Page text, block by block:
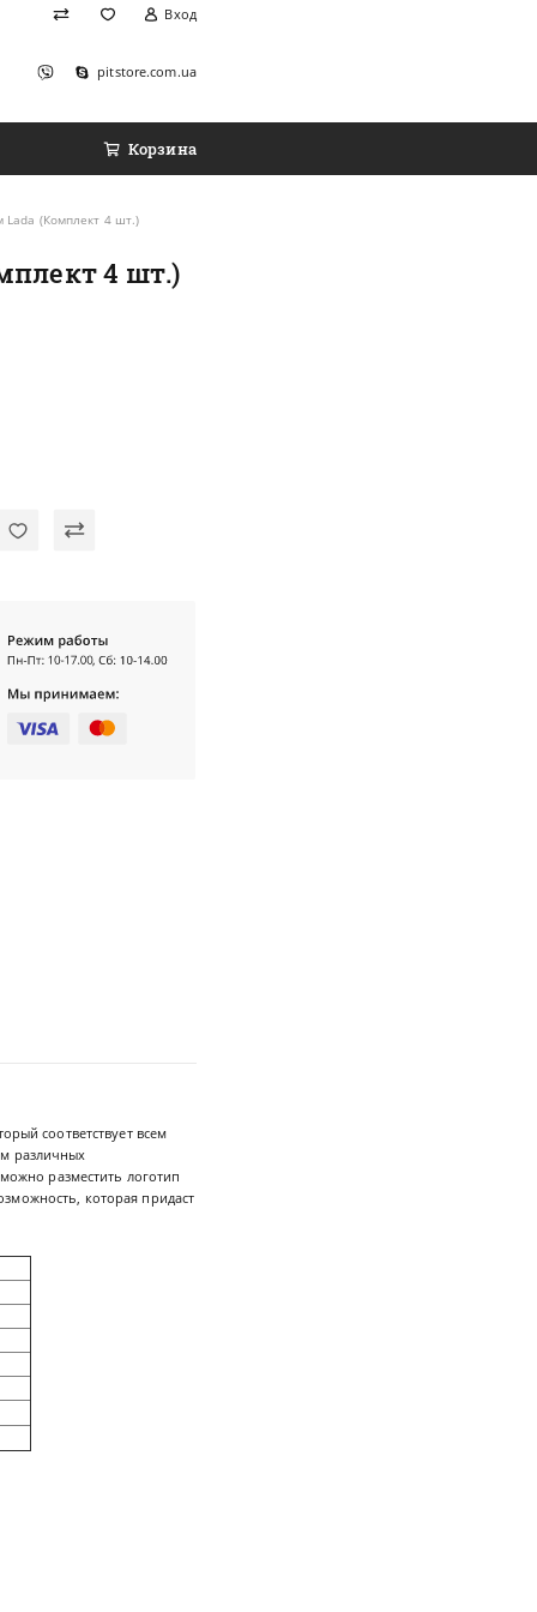
Вход
pitstore.com.ua
Корзина
Lada (Комплект 4 шт.)
4 шт.)
соответствует всем
различных
разместить логотип
которая придаст